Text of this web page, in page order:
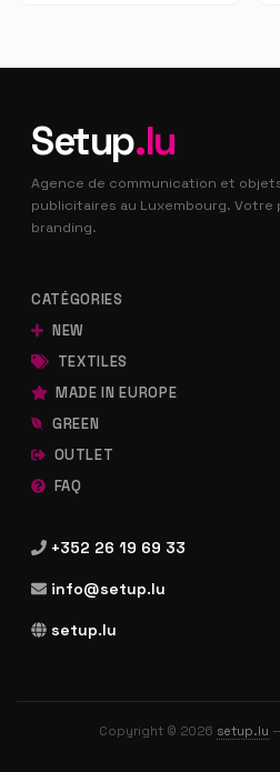
Setup.lu
Agence de communication et
publicitaires au Luxembourg. Votre
branding.
CATÉGORIES
NEW
TEXTILES
MADE IN EUROPE
GREEN
OUTLET
FAQ
+352 26 19 69 33
info@setup.lu
setup.lu
Copyright © 2026 setup.lu